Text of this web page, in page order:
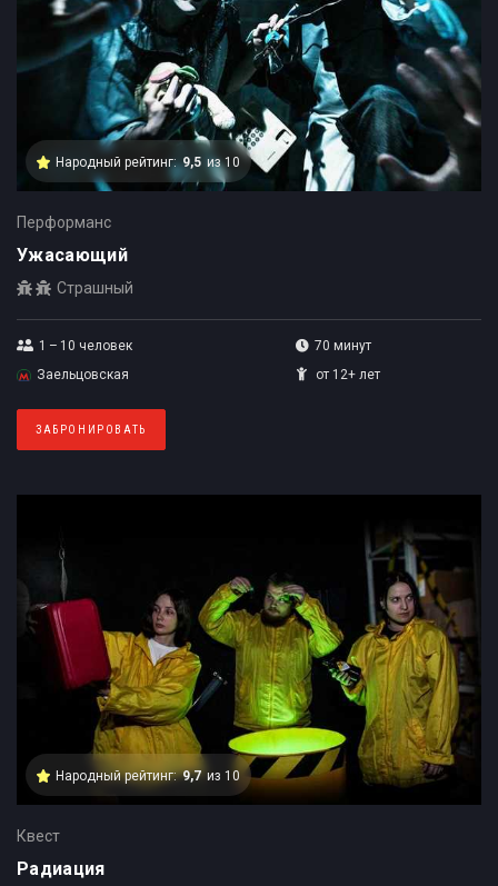
Народный рейтинг: 9,5 из 10
Перформанс
Ужасающий
Страшный
1 – 10 человек
70 минут
Заельцовская
от 12+ лет
ЗАБРОНИРОВАТЬ
Народный рейтинг: 9,7 из 10
Квест
Радиация